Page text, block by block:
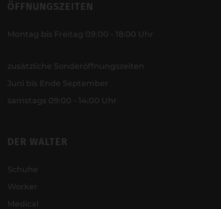
ÖFFNUNGSZEITEN
Montag bis Freitag 09:00 - 18:00 Uhr
zusätzliche Sonderöffnungszeiten
Juni bis Ende September
samstags 09:00 - 14:00 Uhr
DER WALTER
Schuhe
Worker
Medical